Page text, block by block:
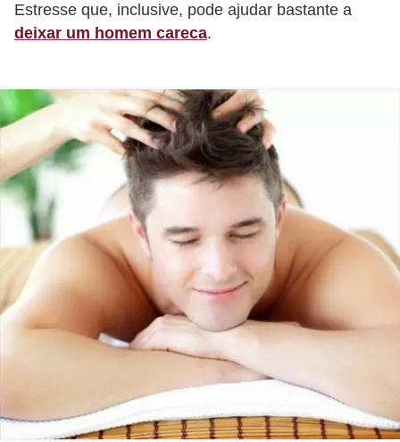
Estresse que, inclusive, pode ajudar bastante a
deixar um homem careca.
o
s
í
s
i
c
o
s
M
o
d
s